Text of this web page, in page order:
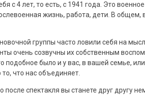
с 4 лет, то есть, с 1941 года. Это
жизнь, работа, дети. В общем,
группы часто ловили себя на
очень созвучны их собственным
подобное было и у вас, в вашей семье, или
что нас объединяет.
после спектакля вы станете друг другу